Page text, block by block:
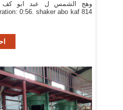
وهج الشمس ل عبد ابو